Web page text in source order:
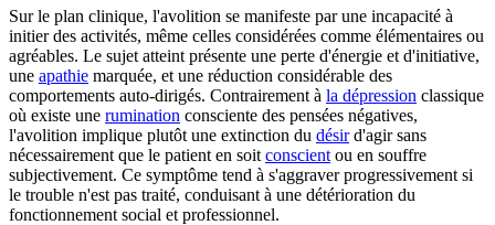
Sur le plan clinique, l'avolition se manifeste par une incapacité à
initier des activités, même celles considérées comme élémentaires ou
agréables. Le sujet atteint présente une perte d'énergie et d'initiative,
une apathie marquée, et une réduction considérable des
comportements auto-dirigés. Contrairement à la dépression classique
où existe une rumination consciente des pensées négatives,
l'avolition implique plutôt une extinction du désird'agir sans
nécessairement que le patient en soit conscient ou en souffre
subjectivement. Ce symptôme tend à s'aggraver progressivement si
le trouble n'est pas traité, conduisant à une détérioration du
fonctionnement social et professionnel.